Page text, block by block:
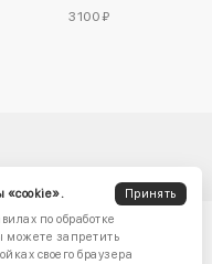
3100 ₽
«cookie».
Принять
по обработке
можете запретить
своего браузера